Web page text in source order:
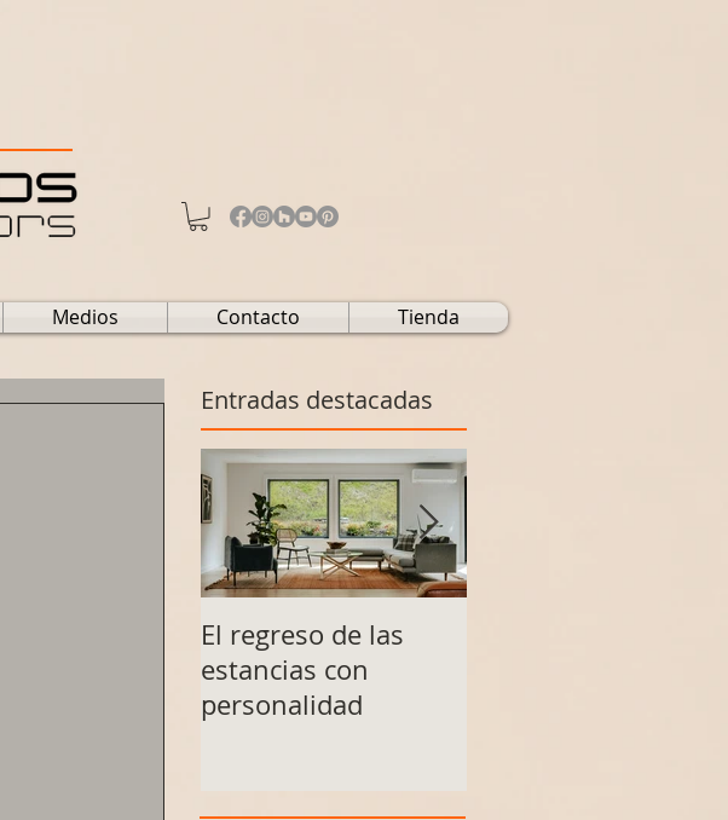
Medios Contacto Tienda
Entradas destacadas
El regreso de las
estancias con
personalidad